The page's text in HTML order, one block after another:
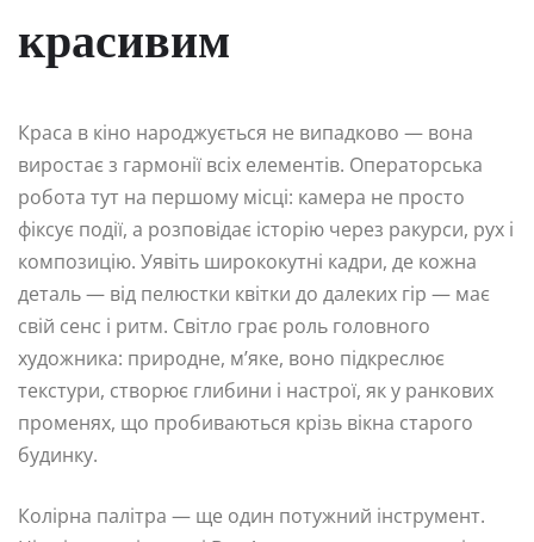
красивим
Краса в кіно народжується не випадково — вона
виростає з гармонії всіх елементів. Операторська
робота тут на першому місці: камера не просто
фіксує події, а розповідає історію через ракурси, рух і
композицію. Уявіть ширококутні кадри, де кожна
деталь — від пелюстки квітки до далеких гір — має
свій сенс і ритм. Світло грає роль головного
художника: природне, м’яке, воно підкреслює
текстури, створює глибини і настрої, як у ранкових
променях, що пробиваються крізь вікна старого
будинку.
Колірна палітра — ще один потужний інструмент.